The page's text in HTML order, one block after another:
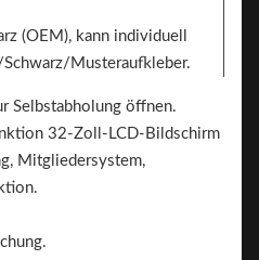
(OEM), kann individuell
Musteraufkleber.
Selbstabholung öffnen.
32-Zoll-LCD-Bildschirm
Mitgliedersystem,